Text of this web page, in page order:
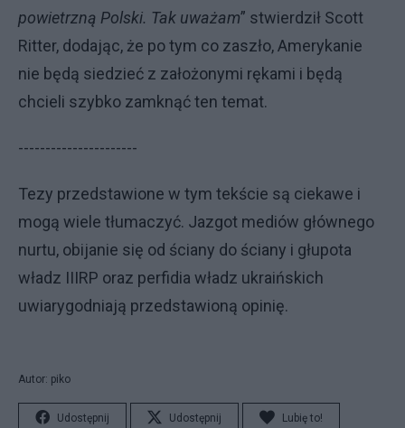
powietrzną Polski. Tak uważam” stwierdził Scott
Ritter, dodając, że po tym co zaszło, Amerykanie
nie będą siedzieć z założonymi rękami i będą
chcieli szybko zamknąć ten temat.
----------------------
Tezy przedstawione w tym tekście są ciekawe i
mogą wiele tłumaczyć. Jazgot mediów głównego
nurtu, obijanie się od ściany do ściany i głupota
władz IIIRP oraz perfidia władz ukraińskich
uwiarygodniają przedstawioną opinię.
Autor: piko
Udostępnij Udostępnij Lubię to!